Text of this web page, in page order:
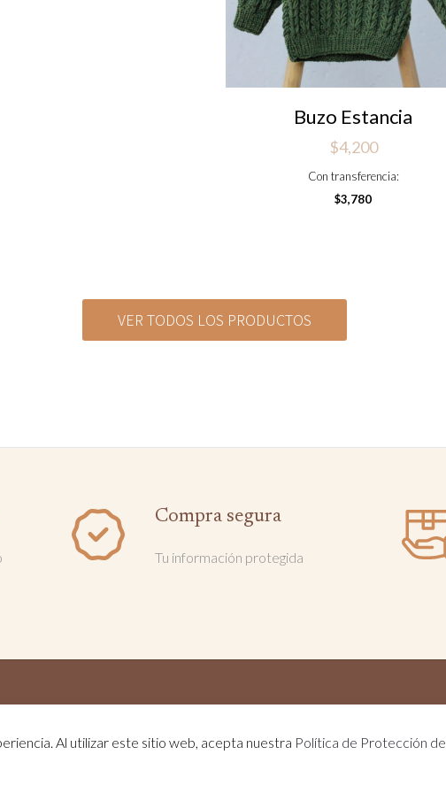
Buzo Estancia
$4,200
Con transferencia:
$3,780
VER TODOS LOS PRODUCTOS
Compra segura
Tu información protegida
Al utilizar este sitio web, acepta nuestra Política de Protección de